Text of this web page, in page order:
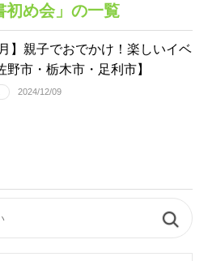
初め会」の一覧
】親子でおでかけ！楽しいイベ
野市・栃木市・足利市】
2024/12/09